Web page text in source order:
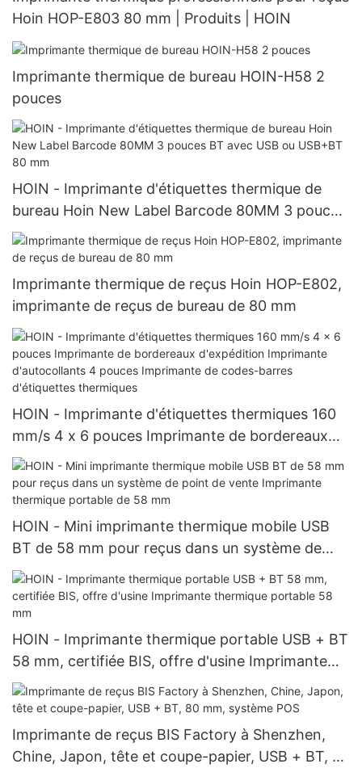
Hoin HOP-E803 80 mm | Produits | HOIN
Imprimante thermique de bureau HOIN-H58 2
pouces
HOIN - Imprimante d'étiquettes thermique de
bureau Hoin New Label Barcode 80MM 3 pouces
BT avec USB ou USB+BT 80 mm
Imprimante thermique de reçus Hoin HOP-E802,
imprimante de reçus de bureau de 80 mm
HOIN - Imprimante d'étiquettes thermiques 160
mm/s 4 x 6 pouces Imprimante de bordereaux
d'expédition Imprimante d'autocollants 4 pouces
Imprimante de codes-barres d'étiquettes
thermiques
HOIN - Mini imprimante thermique mobile USB
BT de 58 mm pour reçus dans un système de
point de vente Imprimante thermique portable
de 58 mm
HOIN - Imprimante thermique portable USB + BT
58 mm, certifiée BIS, offre d'usine Imprimante
thermique portable 58 mm
Imprimante de reçus BIS Factory à Shenzhen,
Chine, Japon, tête et coupe-papier, USB + BT, 80